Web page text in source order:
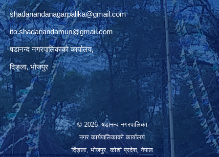
shadanandanagarpalika@gmail.com
ito.shadanandamun@gmail.com
षडानन्द नगरपालिकाको कार्यालय,
दिङ्ला, भोजपुर
© 2026 षडानन्द नगरपालिका
नगर कार्यपालिकाको कार्यालय
दिंङ्ला, भोजपुर, कोशी प्रदेश, नेपाल